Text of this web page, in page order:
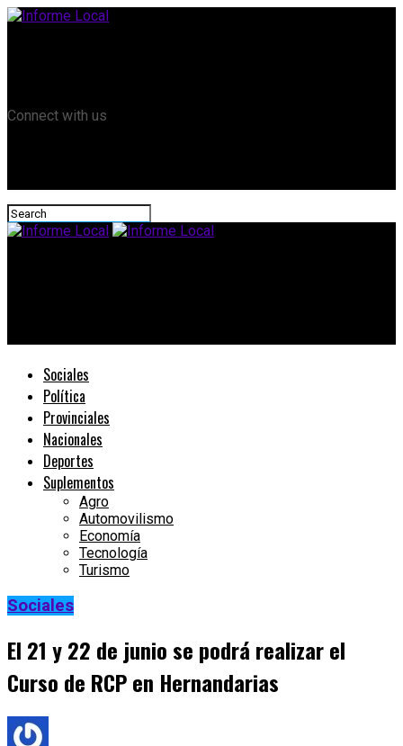
Connect with us
Sociales
Política
Provinciales
Nacionales
Deportes
Suplementos
Agro
Automovilismo
Economía
Tecnología
Turismo
Sociales
El 21 y 22 de junio se podrá realizar el
Curso de RCP en Hernandarias